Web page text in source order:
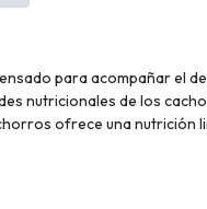
para acompañar el
nutricionales de los
ofrece una nutrición